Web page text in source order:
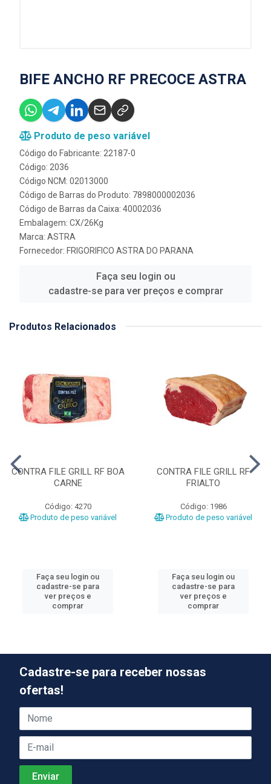
BIFE ANCHO RF PRECOCE ASTRA
Produto de peso variável
Código do Fabricante: 22187-0
Código: 2036
Código NCM: 02013000
Código de Barras do Produto: 7898000002036
Código de Barras da Caixa: 40002036
Embalagem: CX/26Kg
Marca: ASTRA
Fornecedor: FRIGORIFICO ASTRA DO PARANA
Faça seu login ou
cadastre-se para ver preços e comprar
Produtos Relacionados
CONTRA FILE GRILL RF BOA
CARNE
Código: 4270
Produto de peso variável
Faça seu login ou
cadastre-se para
ver preços e
comprar
CONTRA FILE GRILL RF
FRIALTO
Código: 1986
Produto de peso variável
Faça seu login ou
cadastre-se para
ver preços e
comprar
Cadastre-se para receber nossas
ofertas!